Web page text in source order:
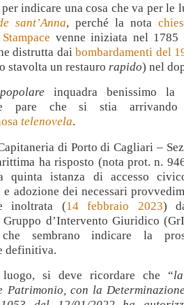
indicare una cosa che va per le
sant’Anna, perché la nota
Stampace venne iniziata nel 1785
distrutta daibombardamenti del
stavolta un restauro rapido) nel
inquadra benissimo la
pare che si stia
telenovela.
di Porto di Cagliari –
ha risposto (nota prot. n.
quinta istanza di accesso
e adozione dei necessari
inoltrata (14 febbraio 2023)
Gruppo d’Intervento Giuridico
sembrano indicare la
definitiva.
si deve ricordare che “
Patrimonio, con la